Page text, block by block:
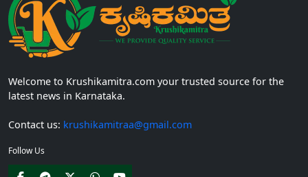
Welcome to Krushikamitra.com your trusted source for the
latest news in Karnataka.
Contact us: krushikamitraa@gmail.com
Follow Us